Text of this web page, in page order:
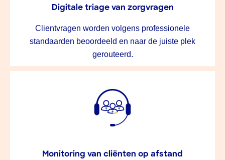
Digitale triage van zorgvragen
Clientvragen worden volgens professionele
standaarden beoordeeld en naar de juiste plek
gerouteerd.
Monitoring van cliënten op afstand